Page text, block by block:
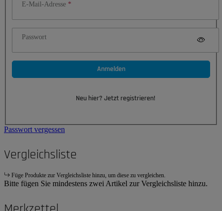
E-Mail-Adresse
Passwort
Anmelden
Neu hier? Jetzt registrieren!
Passwort vergessen
Vergleichsliste
Füge Produkte zur Vergleichsliste hinzu, um diese zu vergleichen.
Bitte fügen Sie mindestens zwei Artikel zur Vergleichsliste hinzu.